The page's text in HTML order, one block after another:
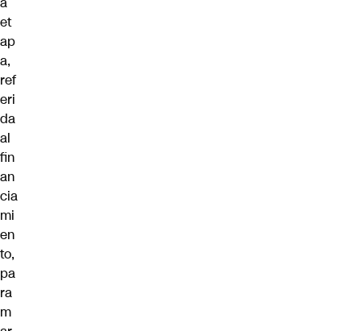
et
ap
a,
ref
eri
da
al
fin
an
cia
mi
en
to,
pa
ra
m